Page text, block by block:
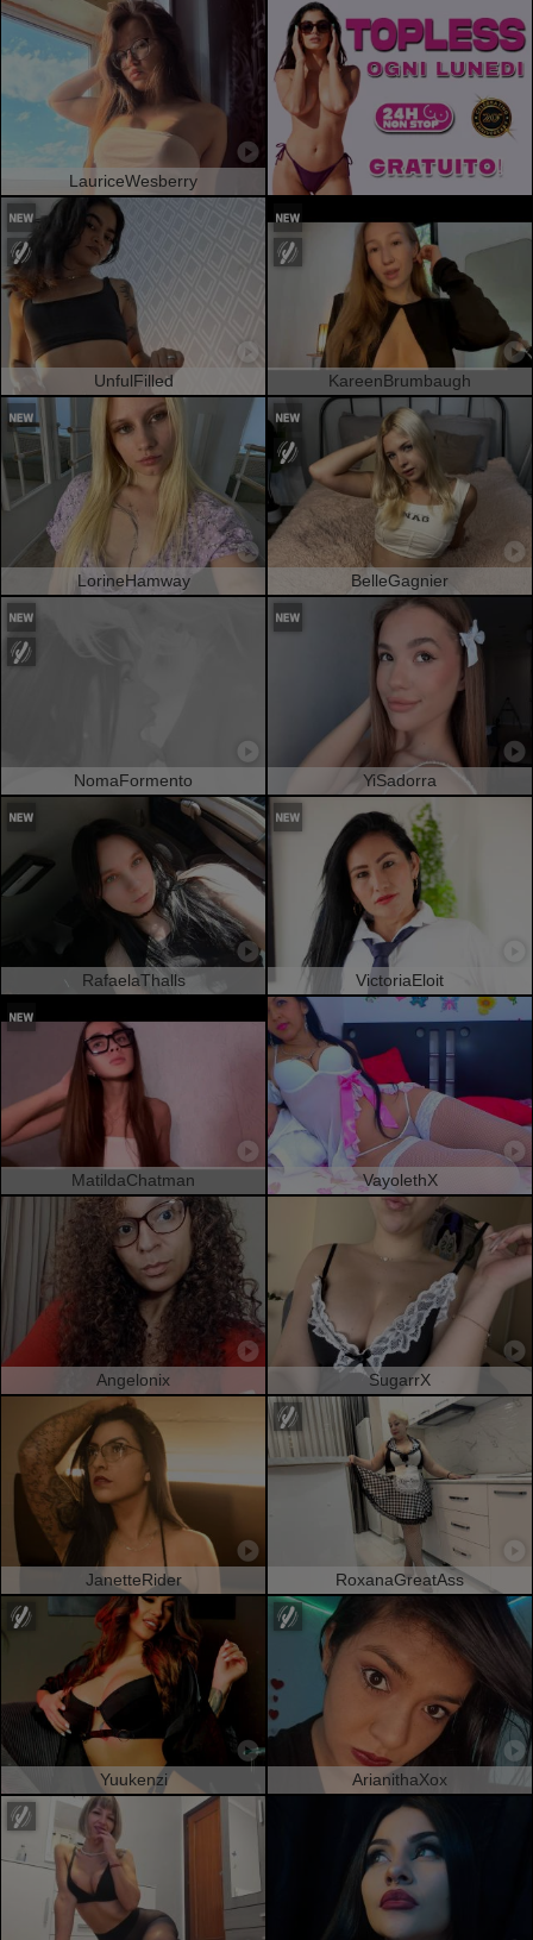
LauriceWesberry
UnfulFilled KareenBrumbaugh
LorineHamway BelleGagnier
NomaFormento YiSadorra
RafaelaThalls VictoriaEloit
MatildaChatman VayolethX
Angelonix SugarrX
JanetteRider RoxanaGreatAss
Yuukenzi ArianithaXox